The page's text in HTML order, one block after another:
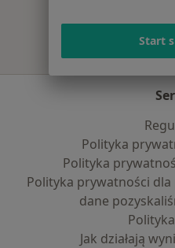
Polityka
Polityka
Polityka prywatności
dane
Jak działają
Start